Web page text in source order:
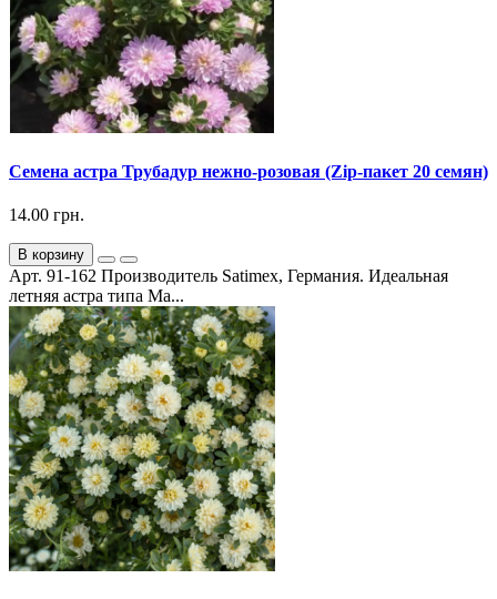
Семена астра Трубадур нежно-розовая (Zip-пакет 20 семян)
14.00 грн.
В корзину
Арт. 91-162 Производитель Satimex, Германия. Идеальная
летняя астра типа Ма...